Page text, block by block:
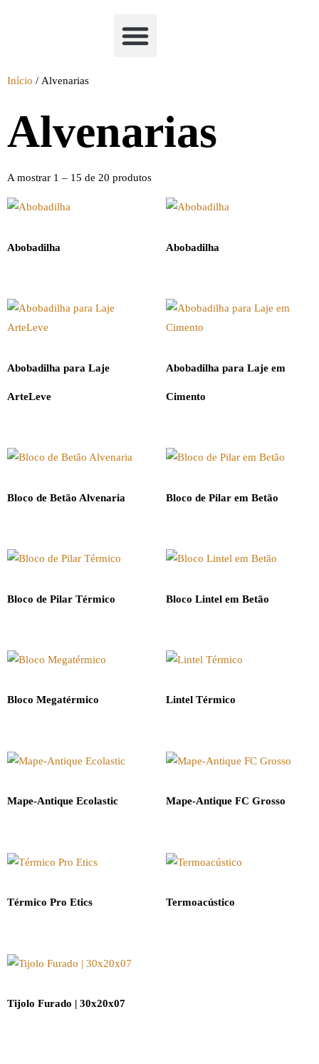
Início / Alvenarias
Alvenarias
A mostrar 1 – 15 de 20 produtos
Abobadilha Abobadilha
Abobadilha para Laje
ArteLeve
Abobadilha para Laje em
Cimento
Bloco de Betão Alvenaria Bloco de Pilar em Betão
Bloco de Pilar Térmico Bloco Lintel em Betão
Bloco Megatérmico Lintel Térmico
Mape-Antique Ecolastic Mape-Antique FC Grosso
Térmico Pro Etics Termoacústico
Tijolo Furado | 30x20x07